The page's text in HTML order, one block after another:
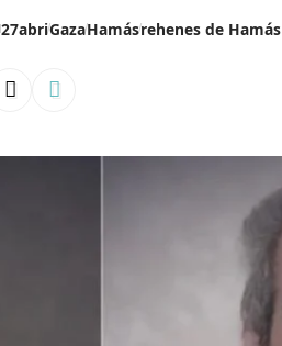
27abriGazaHamásrehenes de Hamás